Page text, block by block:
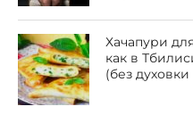
Хачапури
как в
(без духовки